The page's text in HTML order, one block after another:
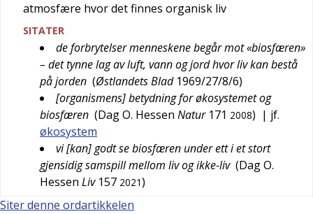
atmosfære hvor det finnes organisk liv
SITATER
de forbrytelser menneskene begår mot «biosfæren»
– det tynne lag av luft, vann og jord hvor liv kan bestå
på jorden (Østlandets Blad 1969/27/8/6)
[organismens] betydning for økosystemet og
biosfæren (Dag O. Hessen Natur 171 2008) | jf.
økosystem
vi [kan] godt se biosfæren under ett i et stort
gjensidig samspill mellom liv og ikke-liv (Dag O.
Hessen Liv 157 2021)
Siter denne ordartikkelen